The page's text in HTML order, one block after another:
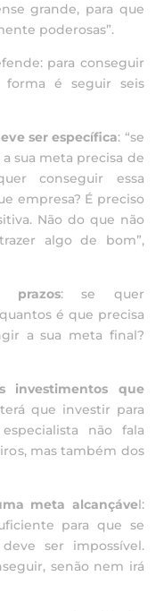
grande, para que
poderosas”.
para conseguir
forma é seguir seis
ser específica: “se
sua meta precisa de
conseguir essa
empresa? É preciso
Não do que não
algo de bom”,
prazos: se quer
é que precisa
a sua meta final?
investimentos que
que investir para
não fala
mas também dos
meta alcançável:
para que se
ser impossível.
senão nem irá